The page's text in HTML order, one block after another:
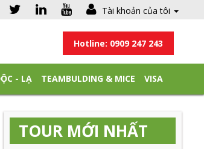
Tài khoản của tôi
Hotline: 0909 247 243
- LẠ TEAMBULDING & MICE VISA
TOUR MỚI NHẤT